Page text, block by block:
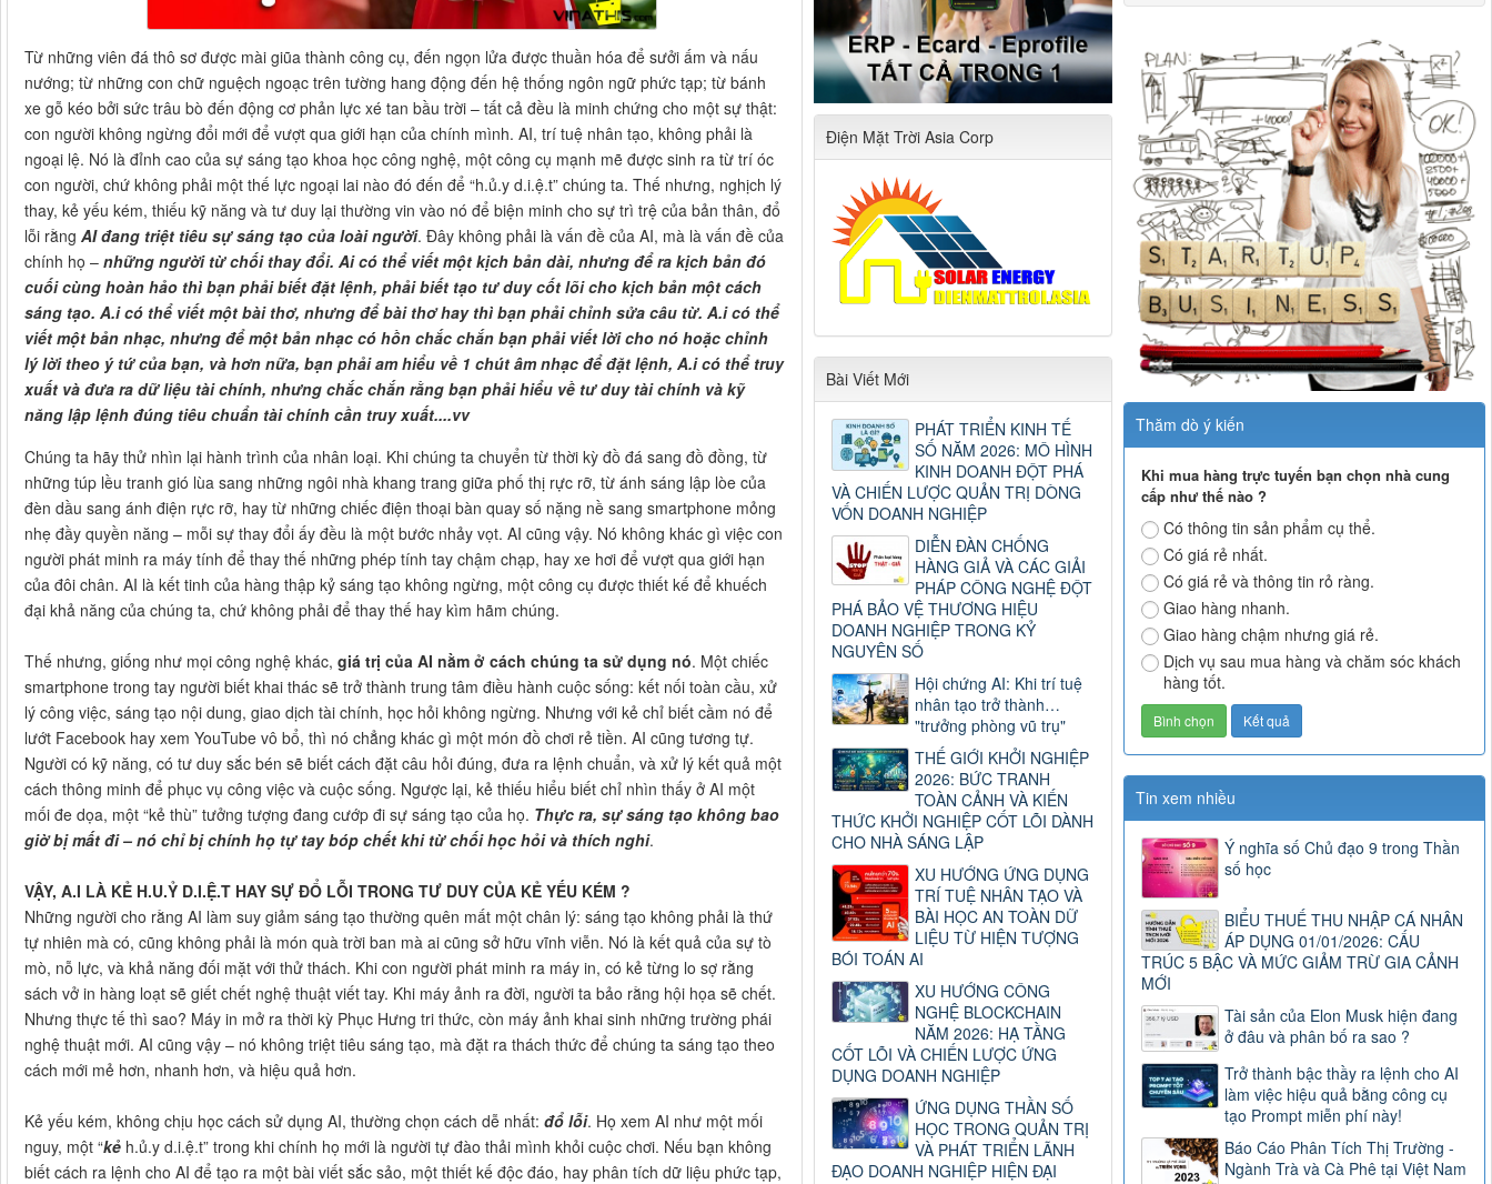
Từ những viên đá thô sơ được mài giũa thành công cụ, đến ngọn lửa được thuần hóa để sưởi ấm và nấu
nướng; từ những con chữ nguệch ngoạc trên tường hang động đến hệ thống ngôn ngữ phức tạp; từ bánh
xe gỗ kéo bởi sức trâu bò đến động cơ phản lực xé tan bầu trời – tất cả đều là minh chứng cho một sự thật:
con người không ngừng đổi mới để vượt qua giới hạn của chính mình. AI, trí tuệ nhân tạo, không phải là
ngoại lệ. Nó là đỉnh cao của sự sáng tạo khoa học công nghệ, một công cụ mạnh mẽ được sinh ra từ trí óc
con người, chứ không phải một thế lực ngoại lai nào đó đến để “h.ủ.y d.i.ệ.t” chúng ta. Thế nhưng, nghịch lý
thay, kẻ yếu kém, thiếu kỹ năng và tư duy lại thường vin vào nó để biện minh cho sự trì trệ của bản thân, đổ
lỗi rằng AI đang triệt tiêu sự sáng tạo của loài người. Đây không phải là vấn đề của AI, mà là vấn đề của
chính họ – những người từ chối thay đổi. Ai có thể viết một kịch bản dài, nhưng để ra kịch bản đó
cuối cùng hoàn hảo thì bạn phải biết đặt lệnh, phải biết tạo tư duy cốt lõi cho kịch bản một cách
sáng tạo. A.i có thể viết một bài thơ, nhưng để bài thơ hay thì bạn phải chỉnh sửa câu từ. A.i có thể
viết một bản nhạc, nhưng để một bản nhạc có hồn chắc chắn bạn phải viết lời cho nó hoặc chỉnh
lý lời theo ý tứ của bạn, và hơn nữa, bạn phải am hiểu về 1 chút âm nhạc để đặt lệnh, A.i có thể truy
xuất và đưa ra dữ liệu tài chính, nhưng chắc chắn rằng bạn phải hiểu về tư duy tài chính và kỹ
năng lập lệnh đúng tiêu chuẩn tài chính cần truy xuất....vv
Chúng ta hãy thử nhìn lại hành trình của nhân loại. Khi chúng ta chuyển từ thời kỳ đồ đá sang đồ đồng, từ
những túp lều tranh gió lùa sang những ngôi nhà khang trang giữa phố thị rực rỡ, từ ánh sáng lập lòe của
đèn dầu sang ánh điện rực rỡ, hay từ những chiếc điện thoại bàn quay số nặng nề sang smartphone mỏng
nhẹ đầy quyền năng – mỗi sự thay đổi ấy đều là một bước nhảy vọt. AI cũng vậy. Nó không khác gì việc con
người phát minh ra máy tính để thay thế những phép tính tay chậm chạp, hay xe hơi để vượt qua giới hạn
của đôi chân. AI là kết tinh của hàng thập kỷ sáng tạo không ngừng, một công cụ được thiết kế để khuếch
đại khả năng của chúng ta, chứ không phải để thay thế hay kìm hãm chúng.
Thế nhưng, giống như mọi công nghệ khác, giá trị của AI nằm ở cách chúng ta sử dụng nó. Một chiếc
smartphone trong tay người biết khai thác sẽ trở thành trung tâm điều hành cuộc sống: kết nối toàn cầu, xử
lý công việc, sáng tạo nội dung, giao dịch tài chính, học hỏi không ngừng. Nhưng với kẻ chỉ biết cầm nó để
lướt Facebook hay xem YouTube vô bổ, thì nó chẳng khác gì một món đồ chơi rẻ tiền. AI cũng tương tự.
Người có kỹ năng, có tư duy sắc bén sẽ biết cách đặt câu hỏi đúng, đưa ra lệnh chuẩn, và xử lý kết quả một
cách thông minh để phục vụ công việc và cuộc sống. Ngược lại, kẻ thiếu hiểu biết chỉ nhìn thấy ở AI một
mối đe dọa, một “kẻ thù” tưởng tượng đang cướp đi sự sáng tạo của họ. Thực ra, sự sáng tạo không bao
giờ bị mất đi – nó chỉ bị chính họ tự tay bóp chết khi từ chối học hỏi và thích nghi.
VẬY, A.I LÀ KẺ H.U.Ỷ D.I.Ệ.T HAY SỰ ĐỔ LỖI TRONG TƯ DUY CỦA KẺ YẾU KÉM ?
Những người cho rằng AI làm suy giảm sáng tạo thường quên mất một chân lý: sáng tạo không phải là thứ
tự nhiên mà có, cũng không phải là món quà trời ban mà ai cũng sở hữu vĩnh viễn. Nó là kết quả của sự tò
mò, nỗ lực, và khả năng đối mặt với thử thách. Khi con người phát minh ra máy in, có kẻ từng lo sợ rằng
sách vở in hàng loạt sẽ giết chết nghệ thuật viết tay. Khi máy ảnh ra đời, người ta bảo rằng hội họa sẽ chết.
Nhưng thực tế thì sao? Máy in mở ra thời kỳ Phục Hưng tri thức, còn máy ảnh khai sinh những trường phái
nghệ thuật mới. AI cũng vậy – nó không triệt tiêu sáng tạo, mà đặt ra thách thức để chúng ta sáng tạo theo
cách mới mẻ hơn, nhanh hơn, và hiệu quả hơn.
Kẻ yếu kém, không chịu học cách sử dụng AI, thường chọn cách dễ nhất: đổ lỗi. Họ xem AI như một mối
nguy, một “kẻ h.ủ.y d.i.ệ.t” trong khi chính họ mới là người tự đào thải mình khỏi cuộc chơi. Nếu bạn không
biết cách ra lệnh cho AI để tạo ra một bài viết sắc sảo, một thiết kế độc đáo, hay phân tích dữ liệu phức tạp,
Thăm dò ý kiến
Khi mua hàng trực tuyến bạn chọn nhà cung
cấp như thế nào ?
Có thông tin sản phẩm cụ thể.
Có giá rẻ nhất.
Có giá rẻ và thông tin rỏ ràng.
Giao hàng nhanh.
Giao hàng chậm nhưng giá rẻ.
Dịch vụ sau mua hàng và chăm sóc khách
hàng tốt.
Tin xem nhiều
Ý nghĩa số Chủ đạo 9 trong Thần
số học
BIỂU THUẾ THU NHẬP CÁ NHÂN
ÁP DỤNG 01/01/2026: CẤU
TRÚC 5 BẬC VÀ MỨC GIẢM TRỪ GIA CẢNH
MỚI
Tài sản của Elon Musk hiện đang
ở đâu và phân bố ra sao ?
Trở thành bậc thầy ra lệnh cho AI
làm việc hiệu quả bằng công cụ
tạo Prompt miễn phí này!
Báo Cáo Phân Tích Thị Trường -
Ngành Trà và Cà Phê tại Việt Nam
Điện Mặt Trời Asia Corp
Bài Viết Mới
PHÁT TRIỂN KINH TẾ
SỐ NĂM 2026: MÔ HÌNH
KINH DOANH ĐỘT PHÁ
VÀ CHIẾN LƯỢC QUẢN TRỊ DÒNG
VỐN DOANH NGHIỆP
DIỄN ĐÀN CHỐNG
HÀNG GIẢ VÀ CÁC GIẢI
PHÁP CÔNG NGHỆ ĐỘT
PHÁ BẢO VỆ THƯƠNG HIỆU
DOANH NGHIỆP TRONG KỶ
NGUYÊN SỐ
Hội chứng AI: Khi trí tuệ
nhân tạo trở thành…
"trưởng phòng vũ trụ"
THẾ GIỚI KHỞI NGHIỆP
2026: BỨC TRANH
TOÀN CẢNH VÀ KIẾN
THỨC KHỞI NGHIỆP CỐT LÕI DÀNH
CHO NHÀ SÁNG LẬP
XU HƯỚNG ỨNG DỤNG
TRÍ TUỆ NHÂN TẠO VÀ
BÀI HỌC AN TOÀN DỮ
LIỆU TỪ HIỆN TƯỢNG
BÓI TOÁN AI
XU HƯỚNG CÔNG
NGHỆ BLOCKCHAIN
NĂM 2026: HẠ TẦNG
CỐT LÕI VÀ CHIẾN LƯỢC ỨNG
DỤNG DOANH NGHIỆP
ỨNG DỤNG THẦN SỐ
HỌC TRONG QUẢN TRỊ
VÀ PHÁT TRIỂN LÃNH
ĐẠO DOANH NGHIỆP HIỆN ĐẠI